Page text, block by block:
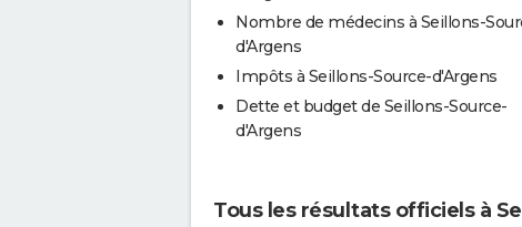
Nombre de médecins à Seillons-
d'Argens
Impôts à Seillons-Source-d'Argens
Dette et budget de Seillons-Source-
d'Argens
Tous les résultats officiels à